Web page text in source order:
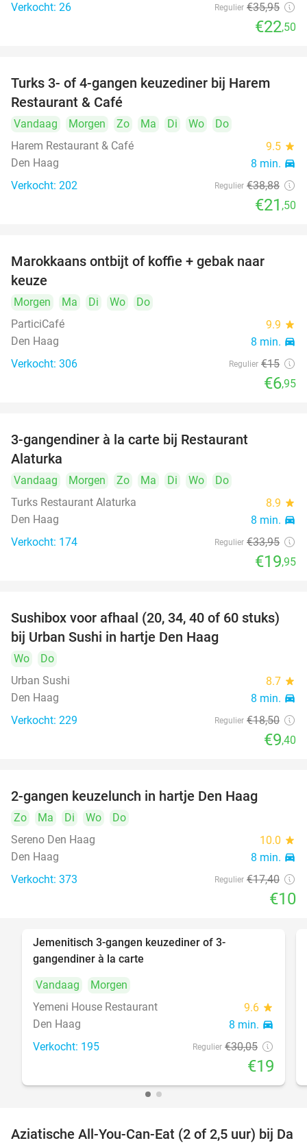
Verkocht: 26 Regulier €35,95
€22,50
45%
Turks 3- of 4-gangen keuzediner bij Harem
Restaurant & Café
Vandaag Morgen Zo Ma Di Wo
Do
Harem Restaurant & Café
9.5 star
Den Haag 8 min. directions_car
Verkocht: 202 Regulier €38,88
€21 ,50
Marokkaans ontbijt of koffie + gebak naar
keuze
Morgen Ma Di Wo
Do
ParticiCafé
9.9 star
Den Haag 8 min. directions_car
Verkocht: 306 Regulier €15
€6,95
3-gangendiner à la carte bij Restaurant
Alaturka
Vandaag Morgen Zo Ma Di Wo
Do
Turks Restaurant Alaturka
8.9 star
Den Haag 8 min. directions_car
Verkocht: 174 Regulier €33,95
€19,95
49%
Sushibox voor afhaal (20, 34, 40 of 60 stuks)
bij Urban Sushi in hartje Den Haag
Wo
Do
Urban Sushi
8.7 star
Den Haag 8 min. directions_car
Verkocht: 229 Regulier €18,50
€9,40
2-gangen keuzelunch in hartje Den Haag
Zo Ma Di Wo
Do
Sereno Den Haag
10.0 star
Den Haag 8 min. directions_car
Verkocht: 373 Regulier €17,40
€10
Jemenitisch 3-gangen keuzediner of 3-
gangendiner à la carte
Vandaag
Morgen
Yemeni House Restaurant
9.6 star
Den Haag 8 min. directions_car
Verkocht: 195 Regulier €30,05
€19
30%
Aziatische All-You-Can-Eat (2 of 2,5 uur) bij Da